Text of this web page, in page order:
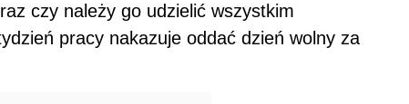
czy należy go udzielić wszystkim
pracy nakazuje oddać dzień wolny za